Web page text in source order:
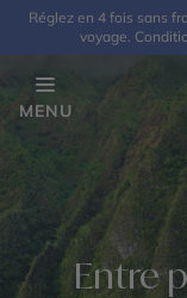
Réglez en 4 fois sans
voyage.
MENU
Entre